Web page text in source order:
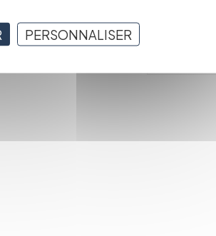
PERSONNALISER